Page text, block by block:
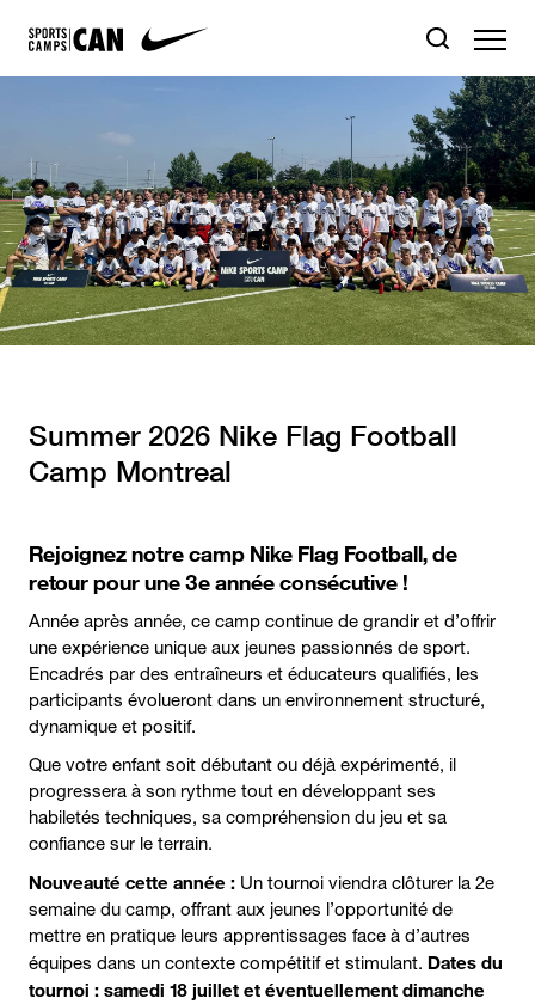
Summer 2026 Nike Flag Football
Camp Montreal
Rejoignez notre camp Nike Flag Football, de
retour pour une 3e année consécutive !
Année après année, ce camp continue de grandir et d’offrir
une expérience unique aux jeunes passionnés de sport.
Encadrés par des entraîneurs et éducateurs qualifiés, les
participants évolueront dans un environnement structuré,
dynamique et positif.
Que votre enfant soit débutant ou déjà expérimenté, il
progressera à son rythme tout en développant ses
habiletés techniques, sa compréhension du jeu et sa
confiance sur le terrain.
Nouveauté cette année : Un tournoi viendra clôturer la 2e
semaine du camp, offrant aux jeunes l’opportunité de
mettre en pratique leurs apprentissages face à d’autres
équipes dans un contexte compétitif et stimulant. Dates du
tournoi : samedi 18 juillet et éventuellement dimanche